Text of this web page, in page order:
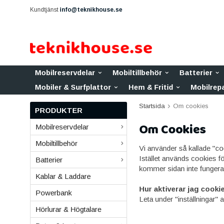
Kundtjänst info@teknikhouse.se
Mobilreservdelar Mobiltillbehör Batterier
Mobiler & Surfplattor
Hem & Fritid
PRODUKTER
Mobilreservdelar
Mobiltillbehör
Batterier
Kablar & Laddare
Powerbank
Hörlurar & Högtalare
Startsida Om cookies
Om Cookies
Vi använder så kallade
Istället används cookies
kommer sidan inte
Hur aktiverar jag
Leta under "inställningar"